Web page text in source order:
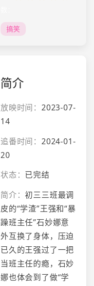
搞笑
简介
放映时间： 2023-07-
14
追番时间： 2024-01-
20
状态： 已完结
简介：初三三班最调
皮的“学渣”王强和“暴
躁班主任”石妙娜意
外互换了身体，压迫
已久的王强过了一把
当班主任的瘾，石妙
娜也体会到了做“学